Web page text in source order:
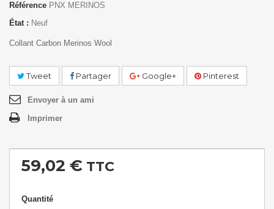
Référence PNX MERINOS
État : Neuf
Collant Carbon Merinos Wool
Tweet Partager Google+ Pinterest
Envoyer à un ami
Imprimer
59,02 € TTC
Quantité